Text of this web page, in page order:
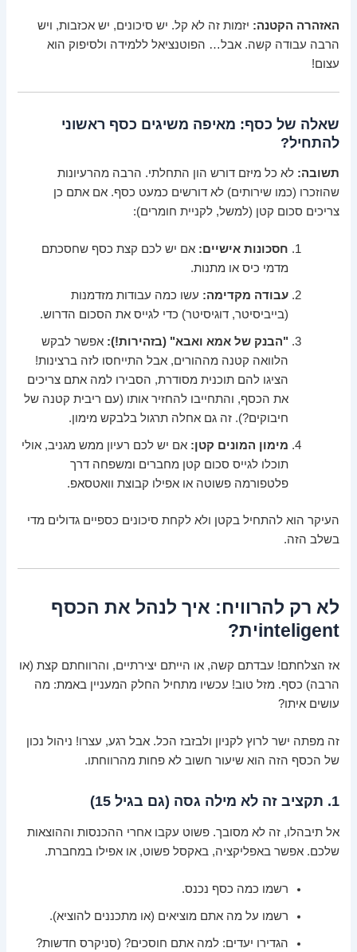
האזהרה הקטנה: יזמות זה לא קל. יש סיכונים, יש אכזבות, ויש
הרבה עבודה קשה. אבל… הפוטנציאל ללמידה ולסיפוק הוא
עצום!
שאלה של כסף: מאיפה משיגים כסף ראשוני
להתחיל?
תשובה: לא כל מיזם דורש הון התחלתי. הרבה מהרעיונות
שהוזכרו (כמו שירותים) לא דורשים כמעט כסף. אם אתם כן
צריכים סכום קטן (למשל, לקניית חומרים):
חסכונות אישיים: אם יש לכם קצת כסף שחסכתם
מדמי כיס או מתנות.
עבודה מקדימה: עשו כמה עבודות מזדמנות
(בייביסיטר, דוגיסיטר) כדי לגייס את הסכום הדרוש.
"הבנק של אמא ואבא" (בזהירות!): אפשר לבקש
הלוואה קטנה מההורים, אבל התייחסו לזה ברצינות!
הציגו להם תוכנית מסודרת, הסבירו למה אתם צריכים
את הכסף, והתחייבו להחזיר אותו (עם ריבית קטנה של
חיבוקים?). זה גם אחלה תרגול בלבקש מימון.
מימון המונים קטן: אם יש לכם רעיון ממש מגניב, אולי
תוכלו לגייס סכום קטן מחברים ומשפחה דרך
פלטפורמה פשוטה או אפילו קבוצת וואטסאפ.
העיקר הוא להתחיל בקטן ולא לקחת סיכונים כספיים גדולים מדי
בשלב הזה.
לא רק להרוויח: איך לנהל את הכסף
inteligentית?
אז הצלחתם! עבדתם קשה, או הייתם יצירתיים, והרווחתם קצת (או
הרבה) כסף. מזל טוב! עכשיו מתחיל החלק המעניין באמת: מה
עושים איתו?
זה מפתה ישר לרוץ לקניון ולבזבז הכל. אבל רגע, עצרו! ניהול נכון
של הכסף הזה הוא שיעור חשוב לא פחות מהרווחתו.
1. תקציב זה לא מילה גסה (גם בגיל 15)
אל תיבהלו, זה לא מסובך. פשוט עקבו אחרי ההכנסות וההוצאות
שלכם. אפשר באפליקציה, באקסל פשוט, או אפילו במחברת.
רשמו כמה כסף נכנס.
רשמו על מה אתם מוציאים (או מתכננים להוציא).
הגדירו יעדים: למה אתם חוסכים? (סניקרס חדשות?